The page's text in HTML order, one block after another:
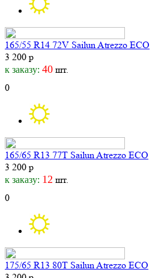
165/55 R14 72V Sailun Atrezzo ECO
3 200 р
к заказу: 40 шт.
0
165/65 R13 77T Sailun Atrezzo ECO
3 200 р
к заказу: 12 шт.
0
175/65 R13 80T Sailun Atrezzo ECO